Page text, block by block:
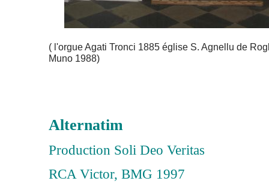
( l'orgue Agati Tronci 1885 église S. Agnellu de
Muno 1988)
Alternatim
Production Soli Deo Veritas
RCA Victor, BMG 1997